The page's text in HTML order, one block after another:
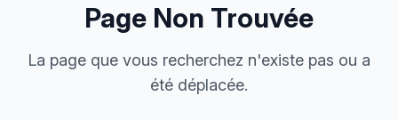
Page Non Trouvée
La page que vous recherchez n'existe pas ou a
été déplacée.